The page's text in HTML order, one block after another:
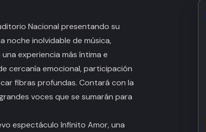
Nacional presentando su
noche inolvidable de música,
experiencia más íntima e
cercanía emocional, participación
fibras profundas. Contará con la
voces que se sumarán para
espectáculo Infinito Amor, una